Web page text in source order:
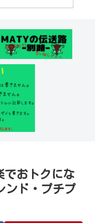
でおトクにな
ンド・プチプ